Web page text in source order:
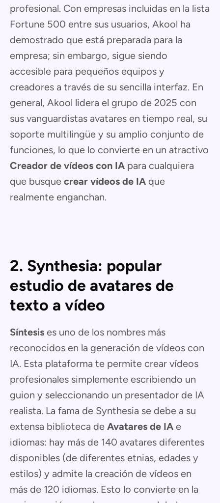
profesional. Con empresas incluidas en la lista
Fortune 500 entre sus usuarios, Akool ha
demostrado que está preparada para la
empresa; sin embargo, sigue siendo
accesible para pequeños equipos y
creadores a través de su sencilla interfaz. En
general, Akool lidera el grupo de 2025 con
sus vanguardistas avatares en tiempo real, su
soporte multilingüe y su amplio conjunto de
funciones, lo que lo convierte en un atractivo
Creador de vídeos con IA para cualquiera
que busque crear vídeos de IA que
realmente enganchan.
2. Synthesia: popular
estudio de avatares de
texto a vídeo
Síntesis es uno de los nombres más
reconocidos en la generación de vídeos con
IA. Esta plataforma te permite crear vídeos
profesionales simplemente escribiendo un
guion y seleccionando un presentador de IA
realista. La fama de Synthesia se debe a su
extensa biblioteca de Avatares de IA e
idiomas: hay más de 140 avatares diferentes
disponibles (de diferentes etnias, edades y
estilos) y admite la creación de vídeos en
más de 120 idiomas. Esto lo convierte en la